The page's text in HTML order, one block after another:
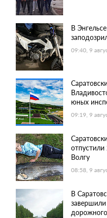
В
09:40, 9
юных
09:19, 9
Волгу
08:58, 9
В